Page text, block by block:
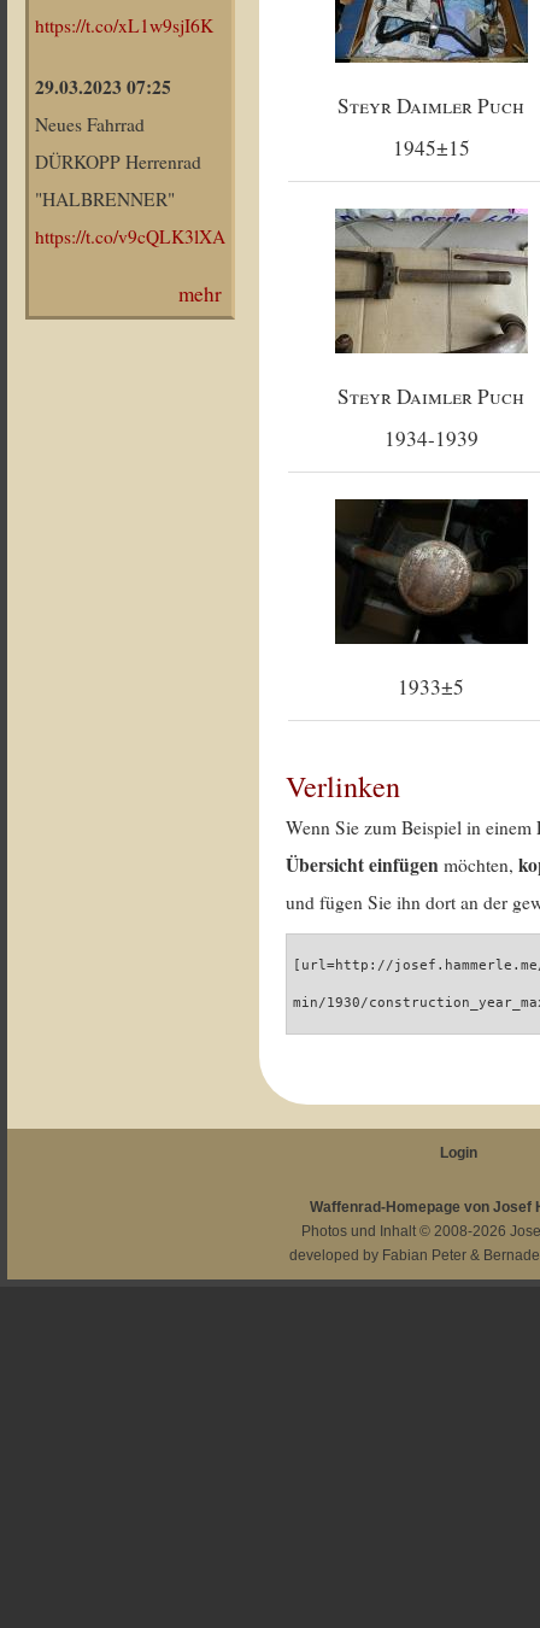
https://t.co/xL1w9sjI6K
29.03.2023 07:25
Neues Fahrrad
DÜRKOPP Herrenrad
"HALBRENNER"
https://t.co/v9cQLK3lXA
mehr
Steyr Daimler Puch
1945±15
Steyr Daimler Puch
1934-1939
1933±5
Verlinken
Wenn Sie zum Beispiel in
Übersicht einfügen möchten,
und fügen Sie ihn dort an der
[url=http://
min/1930/
Login
Waffenrad-Homepage von Josef
Photos und Inhalt © 2008-2026
developed by Fabian Peter &